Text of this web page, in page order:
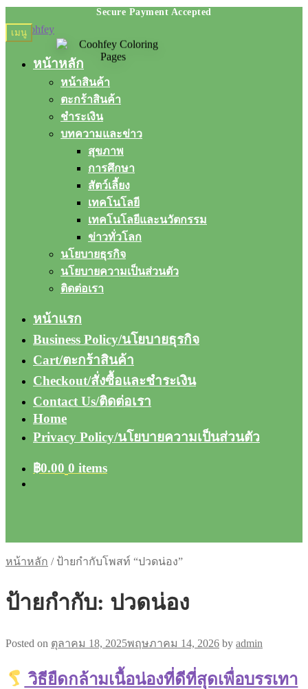
Skip
to
Skip
to
เมนู
หน้าหลัก
หน้าสินค้า
ตะกร้าสินค้า
ชำระเงิน
บทความและข่าว
สุขภาพ
การศึกษา
สัตว์เลี้ยง
เทคโนโลยี
เทคโนโลยีและนวัตกรรม
ข่าวทั่วโลก
นโยบายธุรกิจ
นโยบายความเป็นส่วนตัว
ติดต่อเรา
หน้าแรก
Business Policy/นโยบายธุรกิจ
Cart/ตะกร้าสินค้า
Checkout/สั่งซื้อและชำระเงิน
Contact Us/ติดต่อเรา
Home
Privacy Policy/นโยบายความเป็นส่วนตัว
฿0.00 0 items
หน้าหลัก / ป้ายกำกับโพสท์ “ปวดน่อง”
ป้ายกำกับ: ปวดน่อง
Posted on ตุลาคม 18, 2025พฤษภาคม 14, 2026 by admin
วิธียืดกล้ามเนื้อน่องที่ดีที่สุดเพื่อบรรเทา